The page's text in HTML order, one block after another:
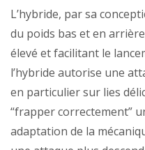
L’hybride, par sa
du poids bas et en
élevé et facilitant le
l’hybride autorise une
en particulier sur lies
“frapper correctement”
adaptation de la